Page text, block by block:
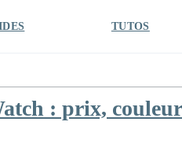
TUTOS
: prix,